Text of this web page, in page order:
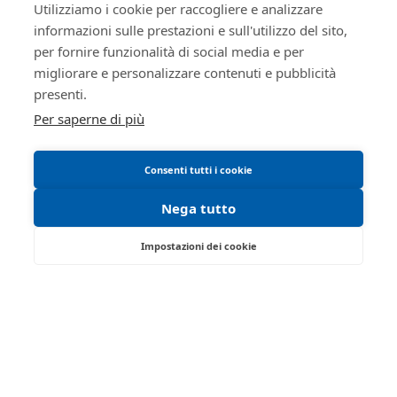
Regolamento di partecipazione alle vendite
telematiche
Informativa cookie
Manuale operativo
Utilizziamo i cookie per raccogliere e analizzare
informazioni sulle prestazioni e sull'utilizzo del sito,
per fornire funzionalità di social media e per
migliorare e personalizzare contenuti e pubblicità
presenti.
Per saperne di più
Consenti tutti i cookie
Nega tutto
Impostazioni dei cookie